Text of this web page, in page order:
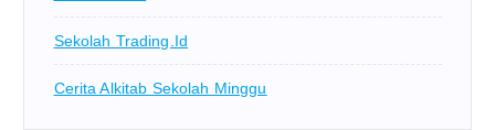
Sekolah Trading.id
Cerita Alkitab Sekolah Minggu